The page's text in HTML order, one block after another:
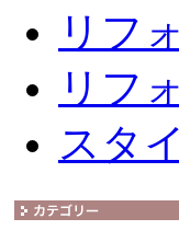
リフ
リフ
スタ